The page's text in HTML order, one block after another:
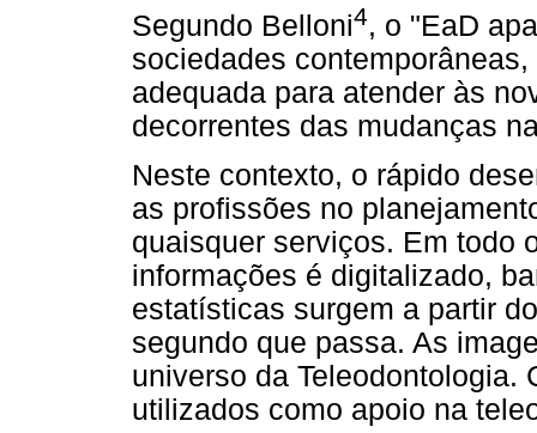
Segundo Belloni4, o "EaD
sociedades
adequada para atender às
decorrentes das mudanças
Neste contexto, o rápido
as profissões no
quaisquer serviços. Em todo
informações é digitalizado,
estatísticas surgem a partir
segundo que passa. As
universo da Teleodontologia.
utilizados como apoio na